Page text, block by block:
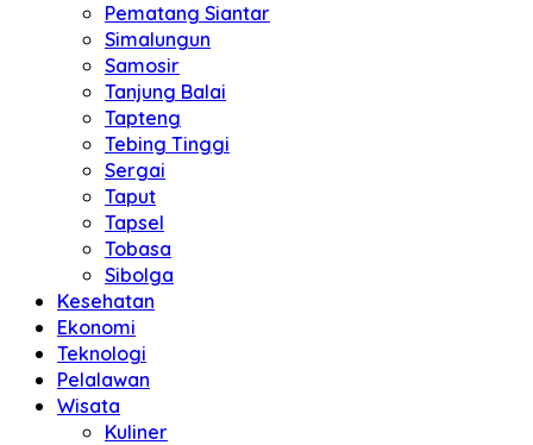
Pematang Siantar
Simalungun
Samosir
Tanjung Balai
Tapteng
Tebing Tinggi
Sergai
Taput
Tapsel
Tobasa
Sibolga
Kesehatan
Ekonomi
Teknologi
Pelalawan
Wisata
Kuliner